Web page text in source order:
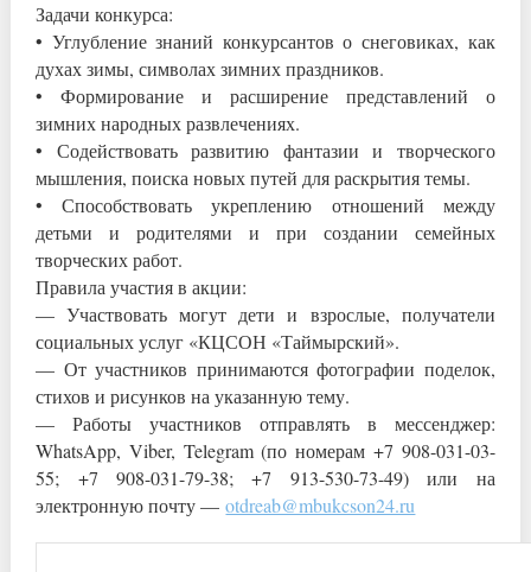
Задачи конкурса:
• Углубление знаний конкурсантов о снеговиках, как
духах зимы, символах зимних праздников.
• Формирование и расширение представлений о
зимних народных развлечениях.
• Содействовать развитию фантазии и творческого
мышления, поиска новых путей для раскрытия темы.
• Способствовать укреплению отношений между
детьми и родителями и при создании семейных
творческих работ.
Правила участия в акции:
— Участвовать могут дети и взрослые, получатели
социальных услуг «КЦСОН «Таймырский».
— От участников принимаются фотографии поделок,
стихов и рисунков на указанную тему.
— Работы участников отправлять в мессенджер:
WhatsApp, Viber, Telegram (по номерам +7 908-031-03-
55; +7 908-031-79-38; +7 913-530-73-49) или на
электронную почту —otdreab@mbukcson24.ru